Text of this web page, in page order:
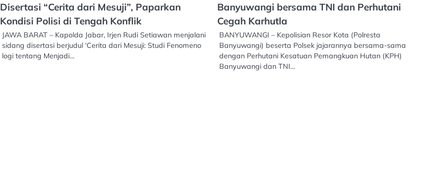
Disertasi “Cerita dari Mesuji”, Paparkan
Kondisi Polisi di Tengah Konflik
JAWA BARAT – Kapolda Jabar, Irjen Rudi Setiawan menjalani
sidang disertasi berjudul ‘Cerita dari Mesuji: Studi Fenomeno
logi tentang Menjadi…
Banyuwangi bersama TNI dan Perhutani
Cegah Karhutla
BANYUWANGI – Kepolisian Resor Kota (Polresta
Banyuwangi) beserta Polsek jajarannya bersama-sama
dengan Perhutani Kesatuan Pemangkuan Hutan (KPH)
Banyuwangi dan TNI…